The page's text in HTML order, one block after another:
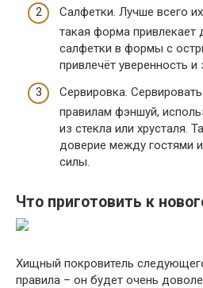
Салфетки. Лучше всего
такая форма привлекает
салфетки в формы с
привлечёт уверенность
Сервировка.
правилам фэншуй,
из стекла или хрусталя.
доверие между гостями
силы.
Что приготовить к
Хищный покровитель
правила – он будет очень